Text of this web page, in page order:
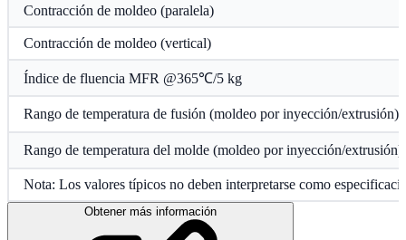
Contracción de moldeo (paralela)
Contracción de moldeo (vertical)
Índice de fluencia MFR @365℃/5 kg
Rango de temperatura de fusión (moldeo por inyección/extrusión)
Rango de temperatura del molde (moldeo por inyección/extrusión)
Nota: Los valores típicos no deben interpretarse como
Obtener más información